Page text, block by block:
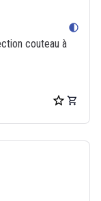
contrast
couteau à